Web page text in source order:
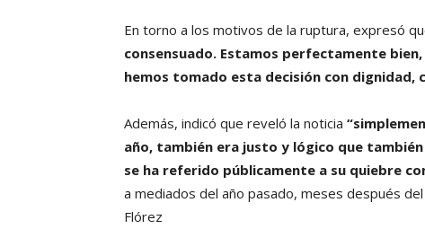
En torno a los motivos de la ruptura, expresó
consensuado. Estamos perfectamente
hemos tomado esta decisión con dignidad,
Además, indicó que reveló la noticia
año, también era justo y lógico que
se ha referido públicamente a su quiebre
a mediados del año pasado, meses después
Flórez